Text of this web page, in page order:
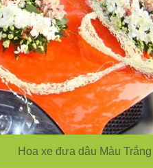
Hoa xe đưa dâu Màu Trắng